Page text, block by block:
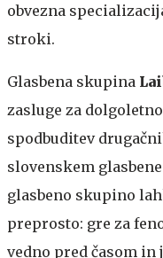
obvezna
stroki.
Glasbena skupina
zasluge za
spodbuditev
slovenskem
glasbeno skupino
preprosto: gre za
vedno pred časom in